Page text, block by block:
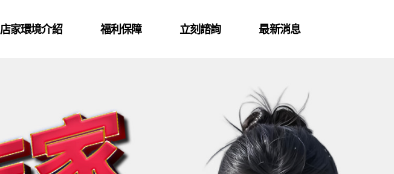
店家環境介紹 福利保障 立刻諮詢 最新消息